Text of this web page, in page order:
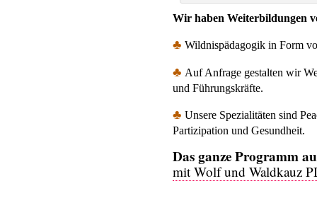
Wir haben Weiterbildungen
♣ Wildnispädagogik in Form
♣ Auf Anfrage gestalten wir
und Führungskräfte.
♣ Unsere Spezialitäten sind
Partizipation und Gesundheit.
Das ganze Programm
mit Wolf und Waldkauz